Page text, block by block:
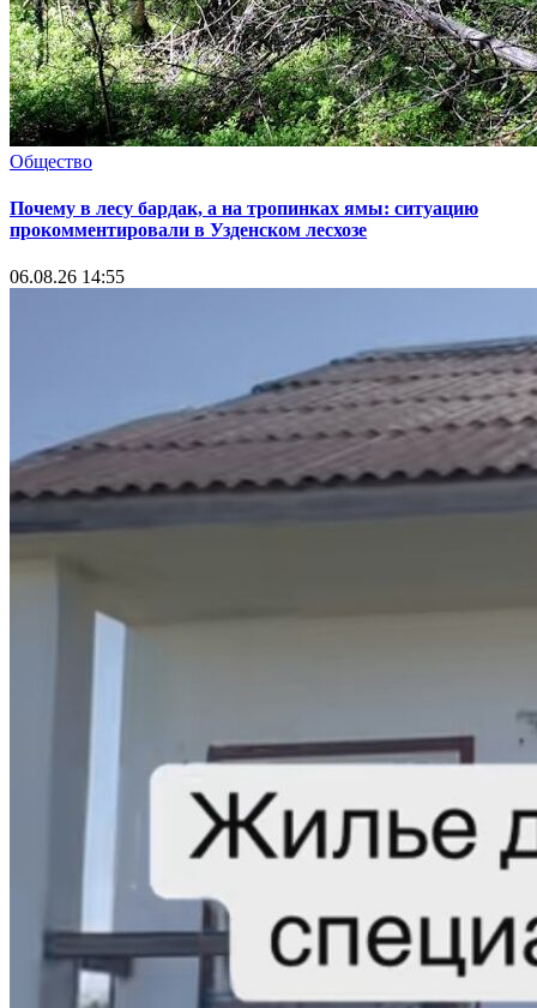
Общество
Почему в лесу бардак, а на тропинках ямы: ситуацию
прокомментировали в Узденском лесхозе
06.08.26 14:55